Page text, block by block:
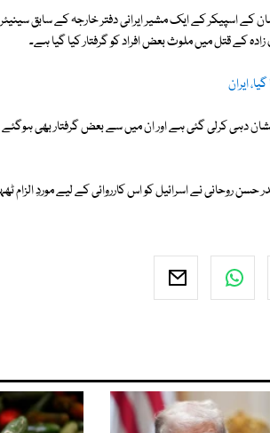
کے اسپیکر کے ایک مشیر ایرانی دفتر خارجہ کے سابق سینیئر
کے قتل میں ملوث بعض افراد کو گرفتار کیا گیا ہے۔
ایران
دہی کرلی گئی ہے اور ان میں سے بعض گرفتار بھی ہوگئے
نے اسرائیل کو اس کارروائی کے لیے موردِ الزام